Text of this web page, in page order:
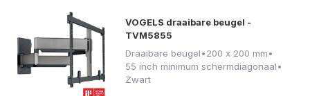
VOGELS draaibare beugel -
TVM5855
Draaibare beugel•200 x 200 mm•
55 inch minimum schermdiagonaal•
Zwart